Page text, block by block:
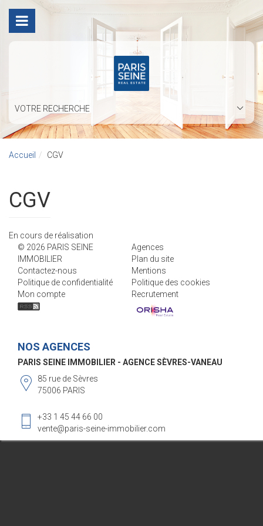
VOTRE RECHERCHE
Accueil CGV
CGV
En cours de réalisation
© 2026 PARIS SEINE
IMMOBILIER
Agences
Plan du site
Contactez-nous
Mentions
Politique de confidentialité
Politique des cookies
Mon compte
Recrutement
NOS AGENCES
PARIS SEINE IMMOBILIER - AGENCE SÈVRES-VANEAU
85 rue de Sèvres
75006 PARIS
+33 1 45 44 66 00
vente@paris-seine-immobilier.com